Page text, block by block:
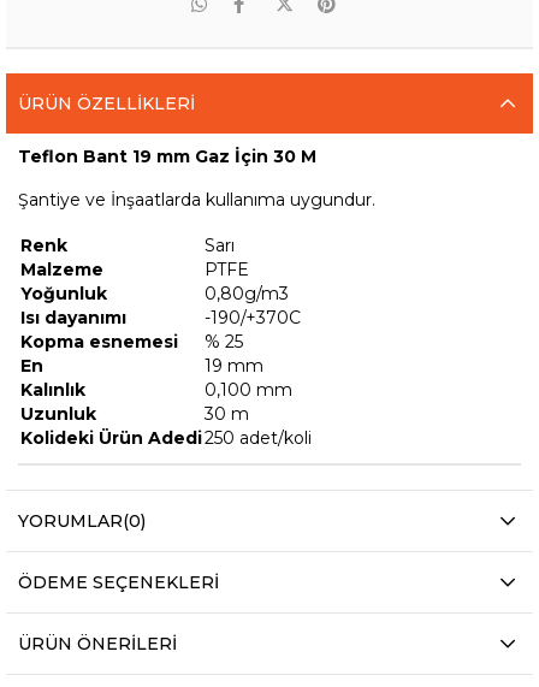
ÜRÜN ÖZELLIKLERI
Teflon Bant 19 mm Gaz İçin 30 M
Şantiye ve İnşaatlarda kullanıma uygundur.
Renk
Sarı
Malzeme
PTFE
Yoğunluk
0,80g/m3
Isı dayanımı
-190/+370C
Kopma esnemesi
% 25
En
19 mm
Kalınlık
0,100 mm
Uzunluk
30 m
Kolideki Ürün Adedi250 adet/koli
YORUMLAR(0)
ÖDEME SEÇENEKLERI
ÜRÜN ÖNERILERI